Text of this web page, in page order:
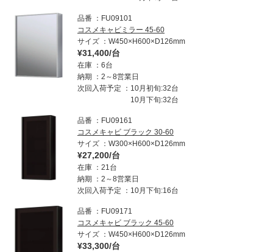
品番
FU09101
コスメキャビミラー 45-60
サイズ
W450×H600×D126mm
¥31,400/台
在庫
6台
納期
2～8営業日
次回入荷予定
10月初旬:32台
10月下旬:32台
品番
FU09161
コスメキャビ ブラック 30-60
サイズ
W300×H600×D126mm
¥27,200/台
在庫
21台
納期
2～8営業日
次回入荷予定
10月下旬:16台
品番
FU09171
コスメキャビ ブラック 45-60
サイズ
W450×H600×D126mm
¥33,300/台